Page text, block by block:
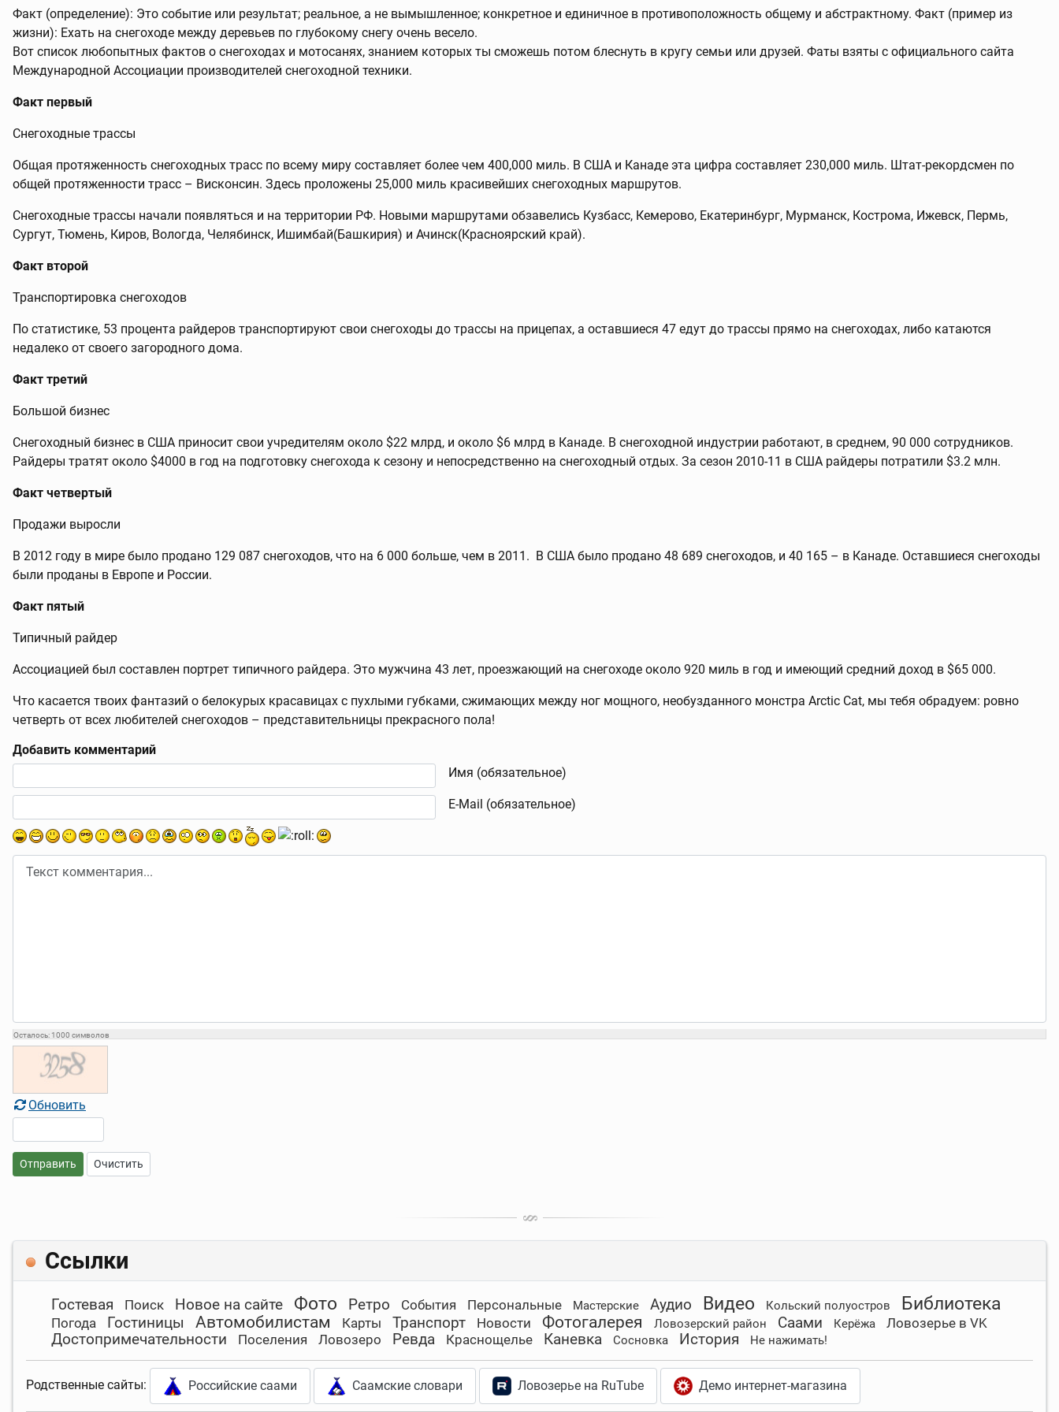
Факт (определение): Это событие или результат; реальное, а не вымышленное; конкретное и единичное в противоположность общему и абстрактному. Факт (пример из
жизни): Ехать на снегоходе между деревьев по глубокому снегу очень весело.
Вот список любопытных фактов о снегоходах и мотосанях, знанием которых ты сможешь потом блеснуть в кругу семьи или друзей. Фаты взяты с официального сайта
Международной Ассоциации производителей снегоходной техники.
Факт первый
Снегоходные трассы
Общая протяженность снегоходных трасс по всему миру составляет более чем 400,000 миль. В США и Канаде эта цифра составляет 230,000 миль. Штат-рекордсмен по
общей протяженности трасс – Висконсин. Здесь проложены 25,000 миль красивейших снегоходных маршрутов.
Снегоходные трассы начали появляться и на территории РФ. Новыми маршрутами обзавелись Кузбасс, Кемерово, Екатеринбург, Мурманск, Кострома, Ижевск, Пермь,
Сургут, Тюмень, Киров, Вологда, Челябинск, Ишимбай(Башкирия) и Ачинск(Красноярский край).
Факт второй
Транспортировка снегоходов
По статистике, 53 процента райдеров транспортируют свои снегоходы до трассы на прицепах, а оставшиеся 47 едут до трассы прямо на снегоходах, либо катаются
недалеко от своего загородного дома.
Факт третий
Большой бизнес
Снегоходный бизнес в США приносит свои учредителям около $22 млрд, и около $6 млрд в Канаде. В снегоходной индустрии работают, в среднем, 90 000 сотрудников.
Райдеры тратят около $4000 в год на подготовку снегохода к сезону и непосредственно на снегоходный отдых. За сезон 2010-11 в США райдеры потратили $3.2 млн.
Факт четвертый
Продажи выросли
В 2012 году в мире было продано 129 087 снегоходов, что на 6 000 больше, чем в 2011. В США было продано 48 689 снегоходов, и 40 165 – в Канаде. Оставшиеся снегоходы
были проданы в Европе и России.
Факт пятый
Типичный райдер
Ассоциацией был составлен портрет типичного райдера. Это мужчина 43 лет, проезжающий на снегоходе около 920 миль в год и имеющий средний доход в $65 000.
Что касается твоих фантазий о белокурых красавицах с пухлыми губками, сжимающих между ног мощного, необузданного монстра Arctic Cat, мы тебя обрадуем: ровно
четверть от всех любителей снегоходов – представительницы прекрасного пола!
Добавить комментарий
Имя (обязательное)
E-Mail (обязательное)
Осталось: 1000 символов
Обновить
Отправить Очистить
Ссылки
Гостевая Поиск Новое на сайте Фото Ретро События Персональные Мастерские Аудио Видео Кольский полуостров Библиотека
Погода Гостиницы Автомобилистам Карты Транспорт Новости Фотогалерея Ловозерский район Саами Керёжа Ловозерье в VK
Достопримечательности Поселения Ловозеро Ревда Краснощелье Каневка Сосновка История Не нажимать!
Родственные сайты: Российские саами Саамские словари Ловозерье на RuTube Демо интернет-магазина